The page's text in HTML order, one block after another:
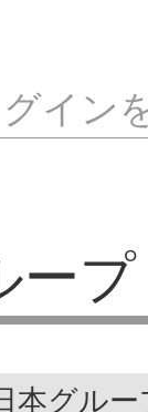
イン
ープ
本グル